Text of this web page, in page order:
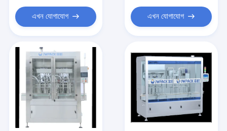
এখন যোগাযোগ এখন যোগাযোগ